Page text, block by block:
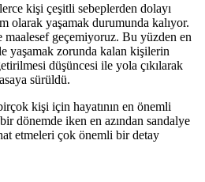
kişi çeşitli sebeplerden dolayı
olarak yaşamak durumunda kalıyor.
maalesef geçemiyoruz. Bu yüzden en
yaşamak zorunda kalan kişilerin
düşüncesi ile yola çıkılarak
sürüldü.
kişi için hayatının en önemli
dönemde iken en azından sandalye
etmeleri çok önemli bir detay